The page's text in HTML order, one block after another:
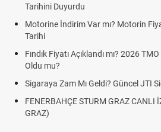
Tarihini Duyurdu
Motorine İndirim Var mı? Motorin
Tarihi
Fındık Fiyatı Açıklandı mı? 2026
Oldu mu?
Sigaraya Zam Mı Geldi? Güncel JTI
FENERBAHÇE STURM GRAZ CANLI
GRAZ)